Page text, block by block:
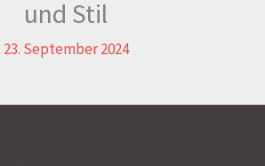
und Stil
23. September 2024